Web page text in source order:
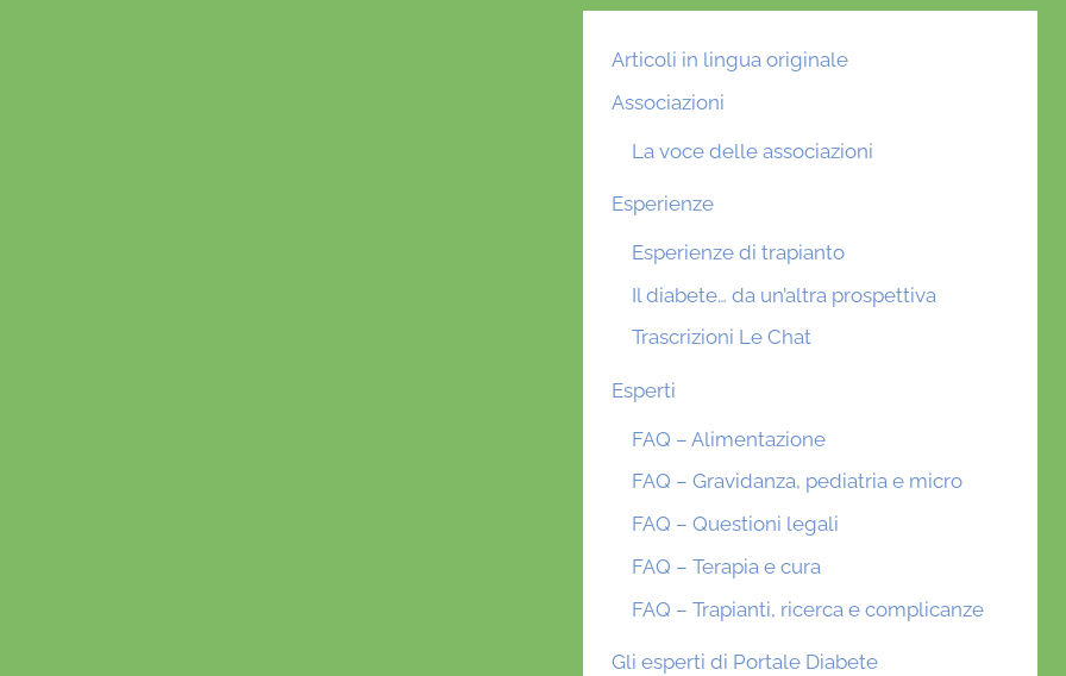
Articoli in lingua originale
Associazioni
La voce delle associazioni
Esperienze
Esperienze di trapianto
Il diabete… da un’altra prospettiva
Trascrizioni Le Chat
Esperti
FAQ – Alimentazione
FAQ – Gravidanza, pediatria e micro
FAQ – Questioni legali
FAQ – Terapia e cura
FAQ – Trapianti, ricerca e complicanze
Gli esperti di Portale Diabete